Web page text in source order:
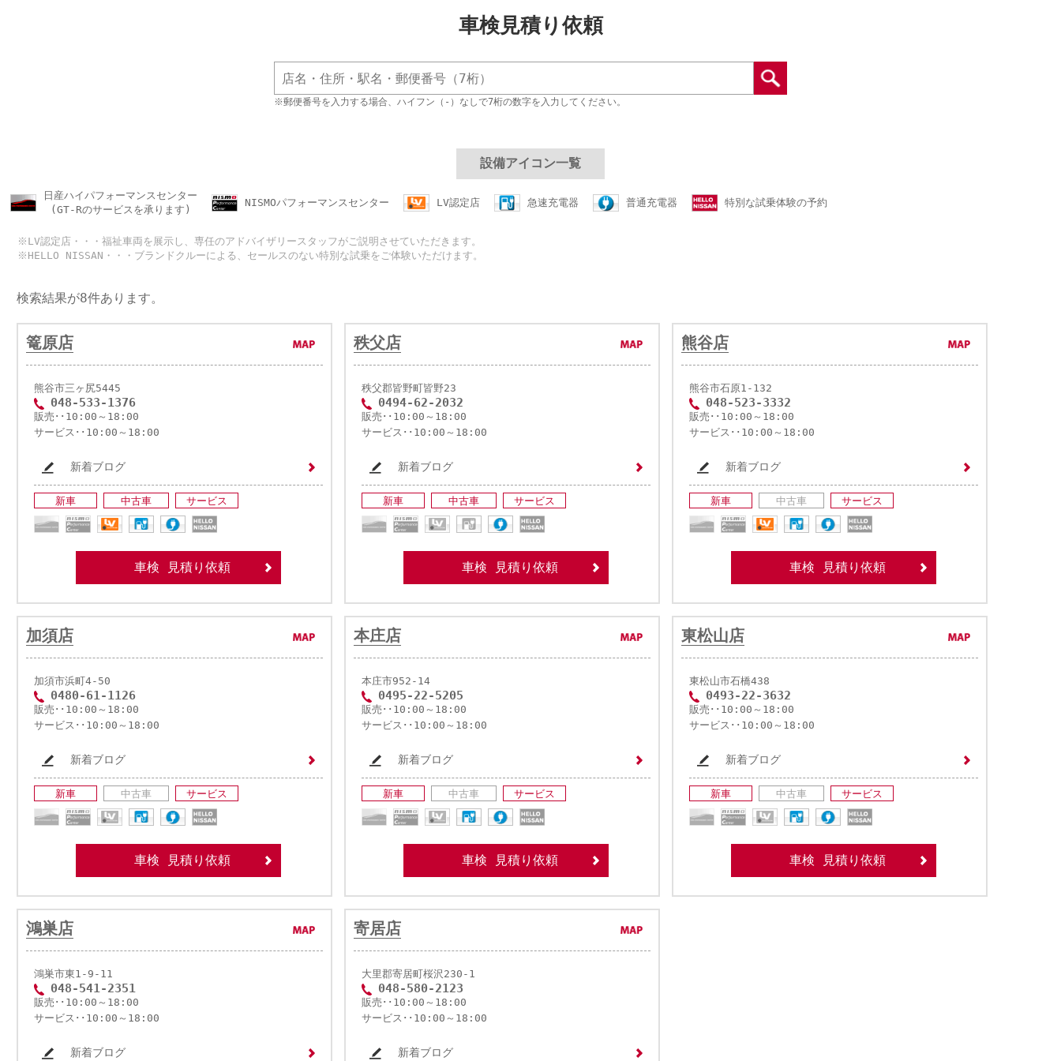
車検見積り依頼
※郵便番号を入力する場合、ハイフン（‐）なしで7桁の数字を入力してください。
設備アイコン一覧
日産ハイパフォーマンスセンター
(GT-Rのサービスを承ります)
NISMOパフォーマンスセンター LV認定店 急速充電器 普通充電器 特別な試乗体験の予約
※LV認定店・・・福祉車両を展示し、専任のアドバイザリースタッフがご説明させていただきます。
※HELLO NISSAN・・・ブランドクルーによる、セールスのない特別な試乗をご体験いただけます。
検索結果が8件あります。
篭原店
熊谷市三ヶ尻5445
048-533-1376
販売･･10:00～18:00
サービス･･10:00～18:00
新着ブログ
新車 中古車 サービス
車検 見積り依頼
秩父店
秩父郡皆野町皆野23
0494-62-2032
販売･･10:00～18:00
サービス･･10:00～18:00
新着ブログ
新車 中古車 サービス
車検 見積り依頼
熊谷店
熊谷市石原1-132
048-523-3332
販売･･10:00～18:00
サービス･･10:00～18:00
新着ブログ
新車 中古車 サービス
車検 見積り依頼
加須店
加須市浜町4-50
0480-61-1126
販売･･10:00～18:00
サービス･･10:00～18:00
新着ブログ
新車 中古車 サービス
車検 見積り依頼
本庄店
本庄市952-14
0495-22-5205
販売･･10:00～18:00
サービス･･10:00～18:00
新着ブログ
新車 中古車 サービス
車検 見積り依頼
東松山店
東松山市石橋438
0493-22-3632
販売･･10:00～18:00
サービス･･10:00～18:00
新着ブログ
新車 中古車 サービス
車検 見積り依頼
鴻巣店
鴻巣市東1-9-11
048-541-2351
販売･･10:00～18:00
サービス･･10:00～18:00
新着ブログ
寄居店
大里郡寄居町桜沢230-1
048-580-2123
販売･･10:00～18:00
サービス･･10:00～18:00
新着ブログ